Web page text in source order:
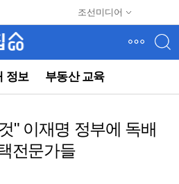
조선미디어
정보 부동산 교육
" 이재명 정부에 독배
전문가들